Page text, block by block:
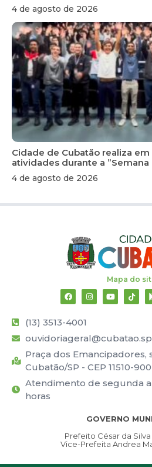
4 de agosto de 2026
Cidade de Cubatão realiza
atividades durante a
4 de agosto de 2026
Mapa do
(13) 3513-4001
Praça dos Emancipadores,
Cubatão/SP - CEP 11510-900
Atendimento de segunda a
horas
GOVERNO
Prefeito César da
Vice-Prefeita Andrea